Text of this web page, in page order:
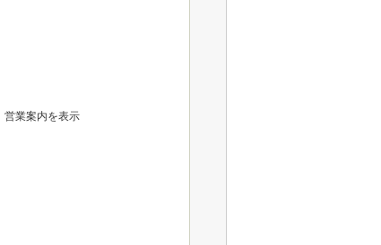
業案内を表示